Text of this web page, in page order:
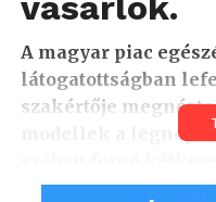
A magyar piac
látogatottságban
szakértője
modellek a